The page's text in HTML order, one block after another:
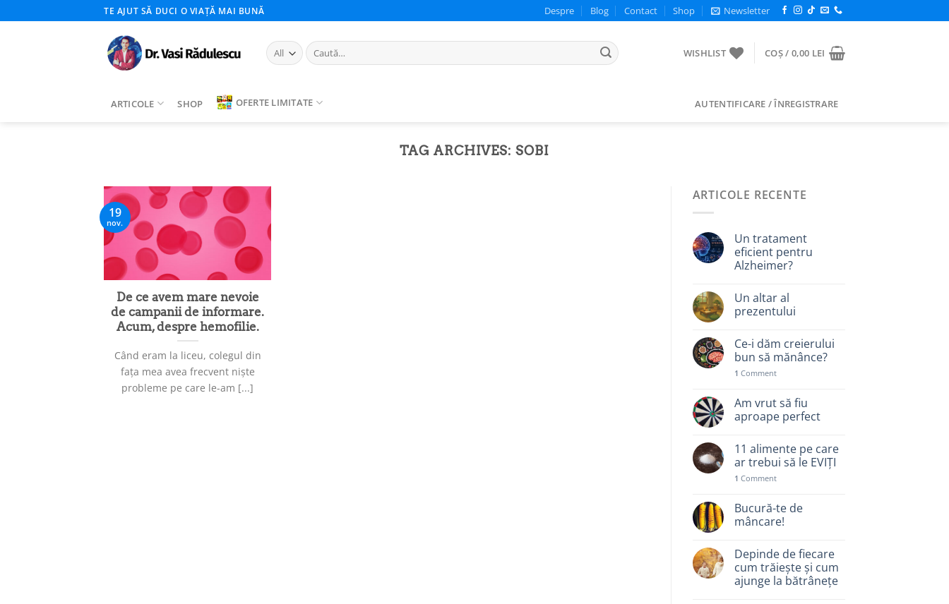
to
TE AJUT SĂ DUCI O VIAȚĂ MAI BUNĂ Despre Blog Contact Shop Newsletter
Caută
după:
WISHLIST COȘ / 0,00 LEI
ARTICOLE SHOP OFERTE LIMITATE AUTENTIFICARE / ÎNREGISTRARE
TAG ARCHIVES:SOBI
De ce avem mare nevoie
de campanii de informare.
Acum, despre hemofilie.
Când eram la liceu, colegul din
fața mea avea frecvent niște
probleme pe care le-am [...]
19
nov.
ARTICOLE RECENTE
Un tratament
eficient pentru
Alzheimer?
Un altar al
prezentului
Ce-i dăm creierului
bun să mănânce?
1 Comment
Am vrut să fiu
aproape perfect
11 alimente pe care
ar trebui să le EVIȚI
1 Comment
Bucură-te de
mâncare!
Depinde de fiecare
cum trăiește și cum
ajunge la bătrânețe